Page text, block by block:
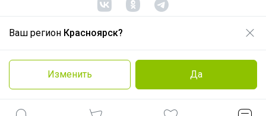
Ваш регион Красноярск?
Изменить Да
© ООО "Лявита", ОГРН 1122468054070, 2012 -2026
Политика конфиденциальности
Cоглашение пользователя